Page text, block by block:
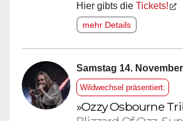
Hier gibts die Tickets!
mehr Details
Samstag 14.
Wildwechsel präsentiert:
»Ozzy Osbourne